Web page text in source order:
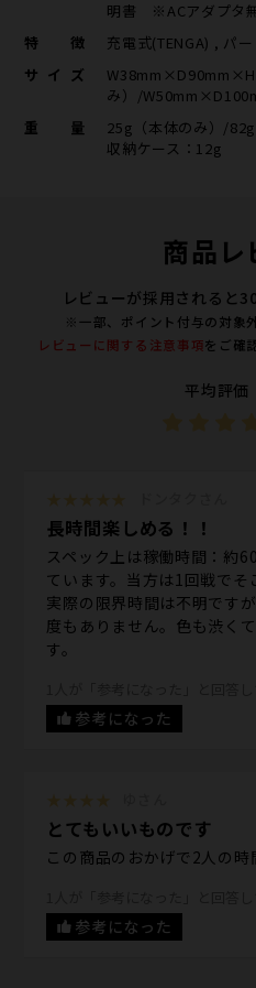
明書 ※ACアダプタ
特徴
充電式(TENGA) , パー
サイズ
み）/
重量
25g（本体のみ）/82g
収納ケース：12g
商品レ
レビューが採用されると
※一部、ポイント付与の対象
レビューに関する注意事項をご確
平均評価
長時間楽しめる！！
スペック上は稼働時間：約
ています。当方は1回戦でそ
実際の限界時間は不明です
度もありません。色も渋く
す。
参考になった
とてもいいものです
この商品のおかげで2人の時
参考になった